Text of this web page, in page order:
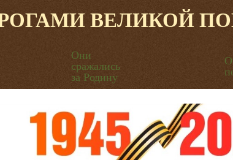
ВЕЛИКОЙ
Они
сражались
за Родину